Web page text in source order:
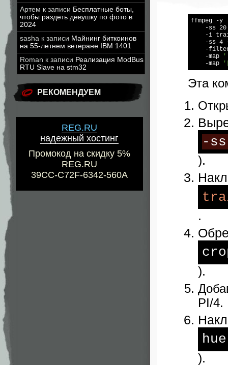
Артем к записи Бесплатные боты,
чтобы раздеть девушку по фото в
2024
sasha к записи Майнинг биткоинов
на 55-летнем ветеране IBM 1401
Roman к записи Реализация ModBus
RTU Slave на stm32
РЕКОМЕНДУЕМ
REG.RU
надежный хостинг
Промокод на скидку 5%
REG.RU
39CC-C72F-6342-560A
ffmpeg -
-ss
-i
-ss 4
-
    -map
    -map
Эта
-
).
.
).
PI/4.
hue
).